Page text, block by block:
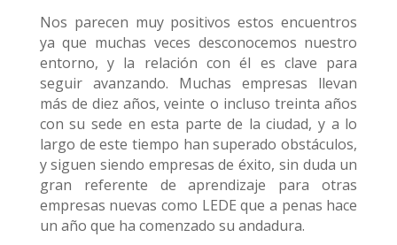
Nos parecen muy positivos estos encuentros
ya que muchas veces desconocemos nuestro
entorno, y la relación con él es clave para
seguir avanzando. Muchas empresas llevan
más de diez años, veinte o incluso treinta años
con su sede en esta parte de la ciudad, y a lo
largo de este tiempo han superado obstáculos,
y siguen siendo empresas de éxito, sin duda un
gran referente de aprendizaje para otras
empresas nuevas como LEDE que a penas hace
un año que ha comenzado su andadura.